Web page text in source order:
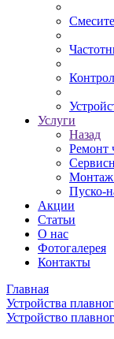
Услуги
Назад
Ремонт
Монтаж
Пуско-
Акции
Статьи
О нас
Фотогалерея
Контакты
Главная
Устройства
Устройство